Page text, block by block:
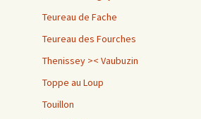
Teureau de Fache
Teureau des Fourches
Thenissey >< Vaubuzin
Toppe au Loup
Touillon